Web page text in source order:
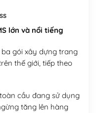
lớn và nổi tiếng
gói xây dựng trang
thế giới, tiếp theo
cầu đang sử dụng
tăng lên hàng